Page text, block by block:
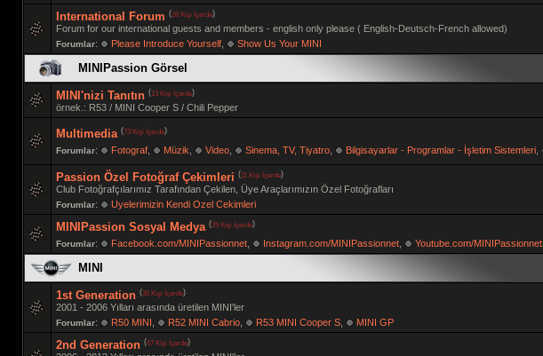
International Forum (26 Kişi İçerde)
Forum for our international guests and members - english only please ( English-Deutsch-French allowed)
Forumlar: Please Introduce Yourself Show Us Your MINI
MINIPassion Görsel
MINI'nizi Tanıtın (13 Kişi İçerde)
örnek.: R53 / MINI Cooper S / Chili Pepper
Multimedia (73 Kişi İçerde)
Forumlar: Fotograf Müzik Video Sinema, TV, Tiyatro Bilgisayarlar - Programlar - İşletim Sistemleri
Passion Özel Fotoğraf Çekimleri (11 Kişi İçerde)
Club Fotoğrafçılarımız Tarafından Çekilen, Üye Araçlarımızın Özel Fotoğrafları
Forumlar: Uyelerimizin Kendi Ozel Cekimleri
MINIPassion Sosyal Medya (25 Kişi İçerde)
Forumlar: Facebook.com/MINIPassionnet Instagram.com/MINIPassionnet Youtube.com/MINIPassionnet
MINI
1st Generation (35 Kişi İçerde)
2001 - 2006 Yılları arasında üretilen MINI'ler
Forumlar: R50 MINI R52 MINI Cabrio R53 MINI Cooper S MINI GP
2nd Generation (67 Kişi İçerde)